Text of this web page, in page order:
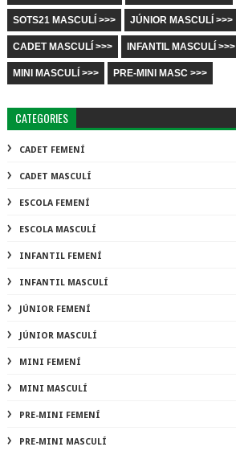
SOTS21 MASCULÍ >>> JÚNIOR MASCULÍ >>>
CADET MASCULÍ >>> INFANTIL MASCULÍ >>>
MINI MASCULÍ >>> PRE-MINI MASC >>>
CATEGORIES
CADET FEMENÍ
CADET MASCULÍ
ESCOLA FEMENÍ
ESCOLA MASCULÍ
INFANTIL FEMENÍ
INFANTIL MASCULÍ
JÚNIOR FEMENÍ
JÚNIOR MASCULÍ
MINI FEMENÍ
MINI MASCULÍ
PRE-MINI FEMENÍ
PRE-MINI MASCULÍ